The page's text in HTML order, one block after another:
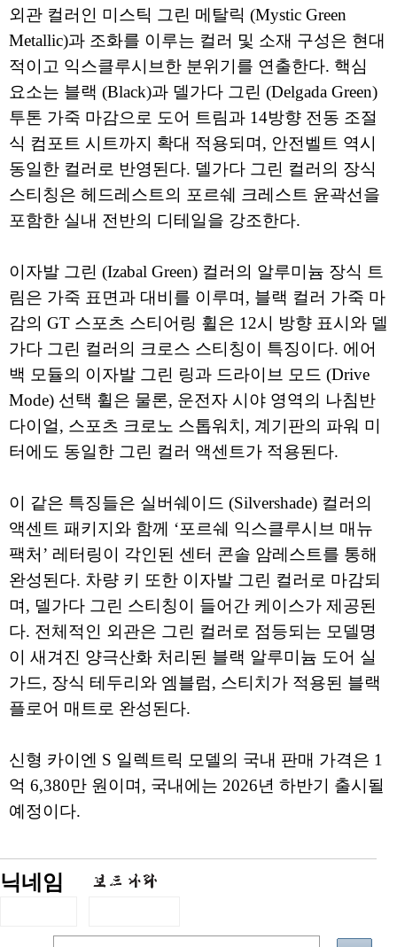
외관 컬러인 미스틱 그린 메탈릭 (Mystic Green
Metallic)과 조화를 이루는 컬러 및 소재 구성은 현대
적이고 익스클루시브한 분위기를 연출한다. 핵심
요소는 블랙 (Black)과 델가다 그린 (Delgada Green)
투톤 가죽 마감으로 도어 트림과 14방향 전동 조절
식 컴포트 시트까지 확대 적용되며, 안전벨트 역시
동일한 컬러로 반영된다. 델가다 그린 컬러의 장식
스티칭은 헤드레스트의 포르쉐 크레스트 윤곽선을
포함한 실내 전반의 디테일을 강조한다.
이자발 그린 (Izabal Green) 컬러의 알루미늄 장식 트
림은 가죽 표면과 대비를 이루며, 블랙 컬러 가죽 마
감의 GT 스포츠 스티어링 휠은 12시 방향 표시와 델
가다 그린 컬러의 크로스 스티칭이 특징이다. 에어
백 모듈의 이자발 그린 링과 드라이브 모드 (Drive
Mode) 선택 휠은 물론, 운전자 시야 영역의 나침반
다이얼, 스포츠 크로노 스톱워치, 계기판의 파워 미
터에도 동일한 그린 컬러 액센트가 적용된다.
이 같은 특징들은 실버쉐이드 (Silvershade) 컬러의
액센트 패키지와 함께 ‘포르쉐 익스클루시브 매뉴
팩처’ 레터링이 각인된 센터 콘솔 암레스트를 통해
완성된다. 차량 키 또한 이자발 그린 컬러로 마감되
며, 델가다 그린 스티칭이 들어간 케이스가 제공된
다. 전체적인 외관은 그린 컬러로 점등되는 모델명
이 새겨진 양극산화 처리된 블랙 알루미늄 도어 실
가드, 장식 테두리와 엠블럼, 스티치가 적용된 블랙
플로어 매트로 완성된다.
신형 카이엔 S 일렉트릭 모델의 국내 판매 가격은 1
억 6,380만 원이며, 국내에는 2026년 하반기 출시될
예정이다.
닉네임